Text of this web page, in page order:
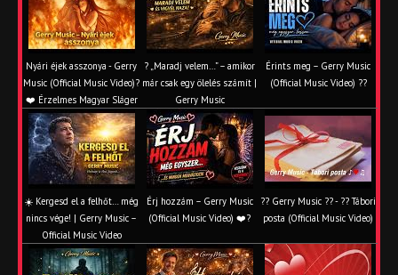
Nyári éjek asszonya - Gerry
Music (Official Music Video)?
❤️ Érzelmes Magyar Sláger
? „Maradj velem…” – amikor
már csak egy ölelés számít |
Gerry Music
Érints meg – Gerry Music
(Official Music Video) ??
☀️ Kergesd el a felhőt… még
nincs vége! | Gerry Music –
Official Music Video
Érj hozzám – Gerry Music
(Official Music Video) ❤️?
?? Gerry Music ?? - ?? Tábori
posta (Official Music Video)